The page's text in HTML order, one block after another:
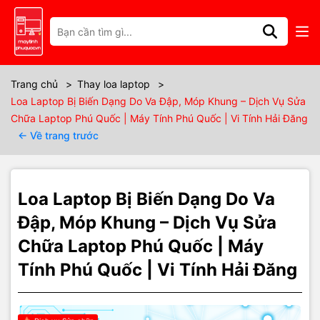
Trang chủ > Thay loa laptop
>
Loa Laptop Bị Biến Dạng Do Va Đập, Móp Khung – Dịch Vụ Sửa
Chữa Laptop Phú Quốc | Máy Tính Phú Quốc | Vi Tính Hải Đăng
← Về trang trước
Loa Laptop Bị Biến Dạng Do Va
Đập, Móp Khung – Dịch Vụ Sửa
Chữa Laptop Phú Quốc | Máy
Tính Phú Quốc | Vi Tính Hải Đăng
Thông số kỹ thuật
🔊⚠️ Loa Laptop Bị Biến Dạng Do
Va Đập, Móp Khung – Nguyên
Nhân & Dịch Vụ Thay Loa Laptop
Tại Phú Quốc 💻🔧
Giới thiệu tình trạng
Laptop của bạn sau khirơi, va đập hoặc bị tỳ đèthì loa nghe
trường hợpmột bên loa nghe rất tệ, âm thanh bị bí, thiếu bass